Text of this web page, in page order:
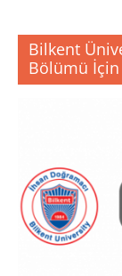
Bilkent
Bölümü İçin